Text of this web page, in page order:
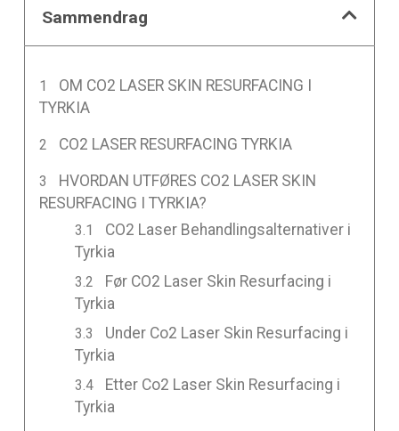
Sammendrag
OM CO2 LASER SKIN RESURFACING I
TYRKIA
CO2 LASER RESURFACING TYRKIA
HVORDAN UTFØRES CO2 LASER SKIN
RESURFACING I TYRKIA?
CO2 Laser Behandlingsalternativer i
Tyrkia
Før CO2 Laser Skin Resurfacing i
Tyrkia
Under Co2 Laser Skin Resurfacing i
Tyrkia
Etter Co2 Laser Skin Resurfacing i
Tyrkia